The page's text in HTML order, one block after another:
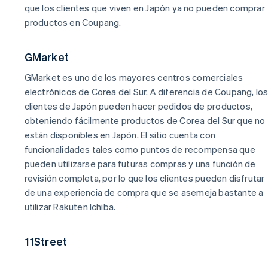
que los clientes que viven en Japón ya no pueden comprar
productos en Coupang.
GMarket
GMarket es uno de los mayores centros comerciales
electrónicos de Corea del Sur. A diferencia de Coupang, los
clientes de Japón pueden hacer pedidos de productos,
obteniendo fácilmente productos de Corea del Sur que no
están disponibles en Japón. El sitio cuenta con
funcionalidades tales como puntos de recompensa que
pueden utilizarse para futuras compras y una función de
revisión completa, por lo que los clientes pueden disfrutar
de una experiencia de compra que se asemeja bastante a
utilizar Rakuten Ichiba.
11Street